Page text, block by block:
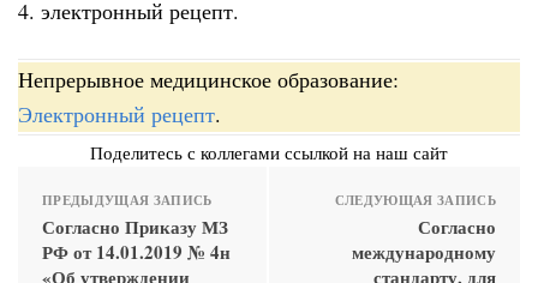
4. электронный рецепт.
Непрерывное медицинское образование:
Электронный рецепт.
Поделитесь с коллегами ссылкой на наш сайт
ПРЕДЫДУЩАЯ ЗАПИСЬ
Согласно Приказу МЗ
РФ от 14.01.2019 № 4н
«Об утверждении
СЛЕДУЮЩАЯ ЗАПИСЬ
Согласно
международному
стандарту, для